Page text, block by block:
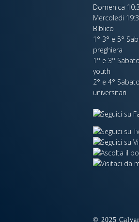
Domenica
Mercoledi
Biblico
1° 3° e 5°
preghiera
1° e 3°
youth
2° e 4°
universitari
© 2025